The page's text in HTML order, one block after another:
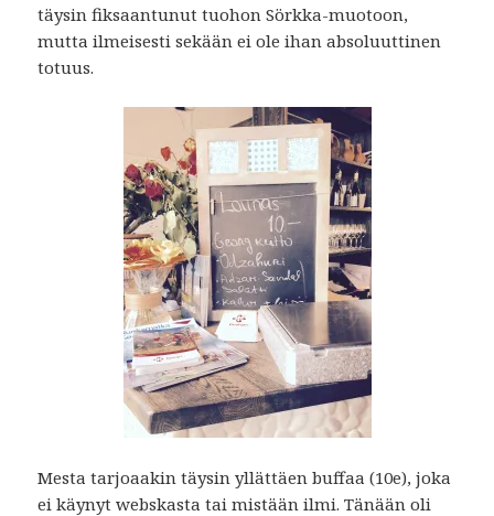
täysin fiksaantunut tuohon Sörkka-muotoon,
mutta ilmeisesti sekään ei ole ihan absoluuttinen
totuus.
Mesta tarjoaakin täysin yllättäen buffaa (10e), joka
ei käynyt webskasta tai mistään ilmi. Tänään oli